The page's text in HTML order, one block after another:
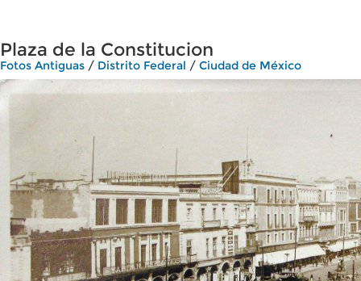
Plaza de la Constitucion
Fotos Antiguas / Distrito Federal / Ciudad de México